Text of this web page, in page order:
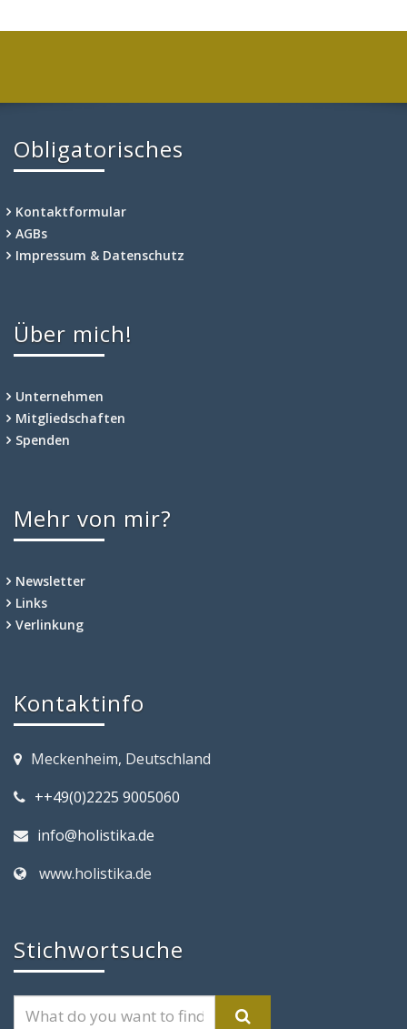
Obligatorisches
Kontaktformular
AGBs
Impressum & Datenschutz
Über mich!
Unternehmen
Mitgliedschaften
Spenden
Mehr von mir?
Newsletter
Links
Verlinkung
Kontaktinfo
Meckenheim, Deutschland
++49(0)2225 9005060
info@holistika.de
www.holistika.de
Stichwortsuche